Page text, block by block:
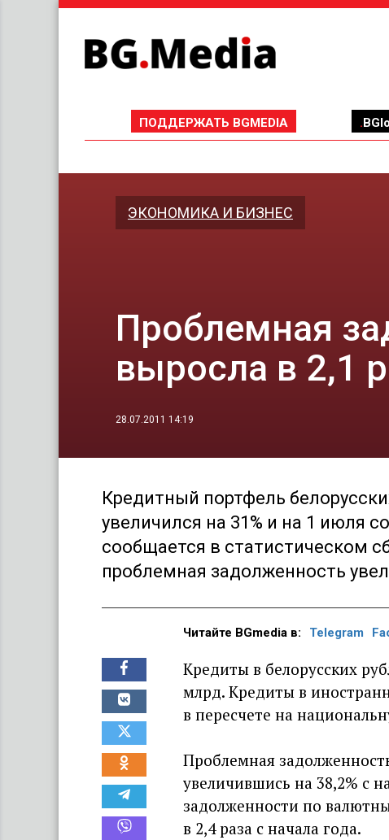
ПОДДЕРЖАТЬ BGMEDIA
ЭКОНОМИКА И БИЗНЕС
Проблемная
выросла в 2,1
28.07.2011 14:19
Кредитный портфель
увеличился на 31% и на 1 июля
сообщается в статистическом
проблемная задолженность
Читайте BGmedia в: Telegram
Кредиты в белорусских
млрд. Кредиты в
в пересчете на
Проблемная
увеличившись на 38,2% с
задолженности по
в 2,4 раза с начала года.